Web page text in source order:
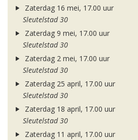
Zaterdag 16 mei, 17.00 uur
Sleutelstad 30
Zaterdag 9 mei, 17.00 uur
Sleutelstad 30
Zaterdag 2 mei, 17.00 uur
Sleutelstad 30
Zaterdag 25 april, 17.00 uur
Sleutelstad 30
Zaterdag 18 april, 17.00 uur
Sleutelstad 30
Zaterdag 11 april, 17.00 uur